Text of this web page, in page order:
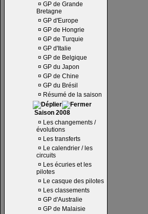
¤ GP de Grande
Bretagne
¤ GP d'Europe
¤ GP de Hongrie
¤ GP de Turquie
¤ GP d'Italie
¤ GP de Belgique
¤ GP du Japon
¤ GP de Chine
¤ GP du Brésil
¤ Résumé de la saison
Saison 2008
¤ Les changements /
évolutions
¤ Les transferts
¤ Le calendrier / les
circuits
¤ Les écuries et les
pilotes
¤ Le casque des pilotes
¤ Les classements
¤ GP d'Australie
¤ GP de Malaisie